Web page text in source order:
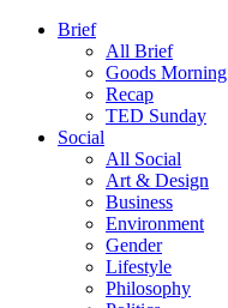
Brief
All Brief
Goods Morning
Recap
TED Sunday
Social
All Social
Art & Design
Business
Environment
Gender
Lifestyle
Philosophy